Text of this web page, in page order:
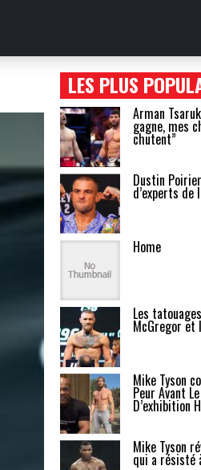
LES PLUS
Arman
gagne, mes
chutent”
Dustin
d’experts de
Home
Les
McGregor
Mike Tyson
Peur Avant
D’exhibition
Mike Tyson
qui a résisté